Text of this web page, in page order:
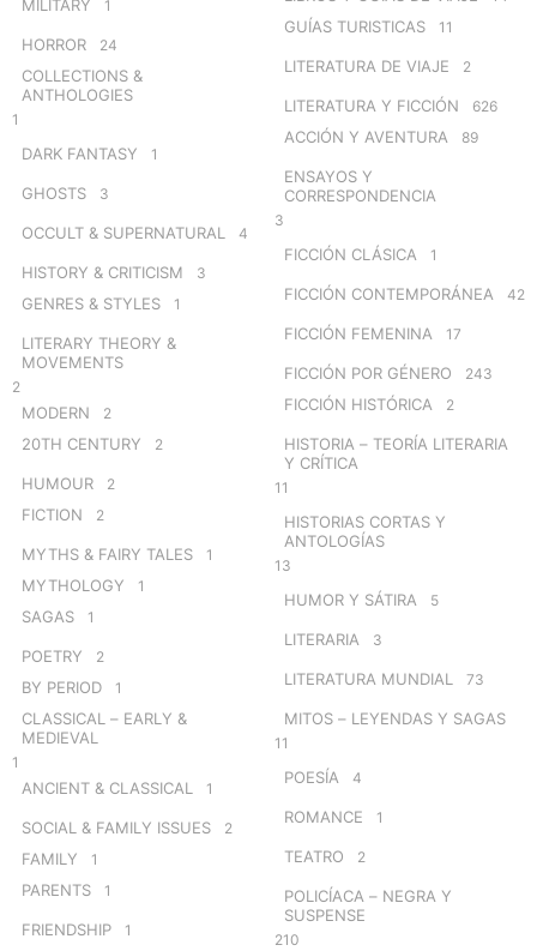
MILITARY 1
HORROR 24
COLLECTIONS &
ANTHOLOGIES
1
DARK FANTASY 1
GHOSTS 3
OCCULT & SUPERNATURAL 4
HISTORY & CRITICISM 3
GENRES & STYLES 1
LITERARY THEORY &
MOVEMENTS
2
MODERN 2
20TH CENTURY 2
HUMOUR 2
FICTION 2
MYTHS & FAIRY TALES 1
MYTHOLOGY 1
SAGAS 1
POETRY 2
BY PERIOD 1
CLASSICAL – EARLY &
MEDIEVAL
1
ANCIENT & CLASSICAL 1
SOCIAL & FAMILY ISSUES 2
FAMILY 1
PARENTS 1
FRIENDSHIP 1
GUÍAS TURISTICAS 11
LITERATURA DE VIAJE 2
LITERATURA Y FICCIÓN 626
ACCIÓN Y AVENTURA 89
ENSAYOS Y
CORRESPONDENCIA
3
FICCIÓN CLÁSICA 1
FICCIÓN CONTEMPORÁNEA 42
FICCIÓN FEMENINA 17
FICCIÓN POR GÉNERO 243
FICCIÓN HISTÓRICA 2
HISTORIA – TEORÍA LITERARIA
Y CRÍTICA
11
HISTORIAS CORTAS Y
ANTOLOGÍAS
13
HUMOR Y SÁTIRA 5
LITERARIA 3
LITERATURA MUNDIAL 73
MITOS – LEYENDAS Y SAGAS
11
POESÍA 4
ROMANCE 1
TEATRO 2
POLICÍACA – NEGRA Y
SUSPENSE
210